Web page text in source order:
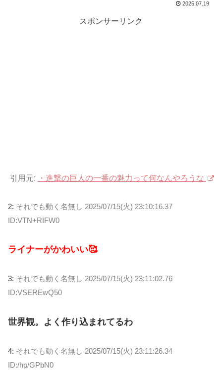
2025.07.19
スポンサーリンク
引用元: ・進撃の巨人の一番の魅力って何なんやろうな
2: それでも動く名無し 2025/07/15(火) 23:10:16.37
ID:VTN+RIFW0
ライナーがかわいい🥰
3: それでも動く名無し 2025/07/15(火) 23:11:02.76
ID:VSEREwQ50
世界観。よく作り込まれてるわ
4: それでも動く名無し 2025/07/15(火) 23:11:26.34
ID:/hp/GPbN0